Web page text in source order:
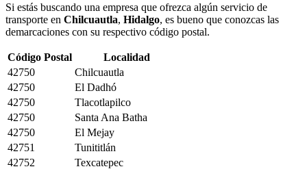
Si estás buscando una empresa que ofrezca algún servicio de
transporte en Chilcuautla, Hidalgo, es bueno que conozcas las
demarcaciones con su respectivo código postal.
Código Postal
Localidad
42750
Chilcuautla
42750
El Dadhó
42750
Tlacotlapilco
42750
Santa Ana Batha
42750
El Mejay
42751
Tunititlán
42752
Texcatepec